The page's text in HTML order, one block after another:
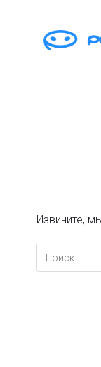
Извините,